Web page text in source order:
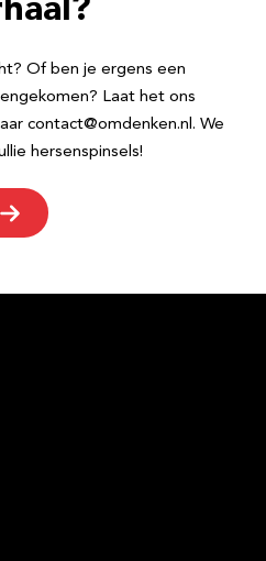
Of ben je ergens een
Laat het ons
contact@omdenken.nl. We
hersenspinsels!